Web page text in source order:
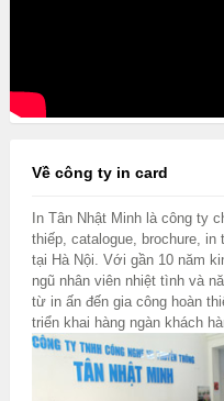
Về công ty in card
In Tân Nhật Minh là công ty
thiếp, catalogue, brochure,
tại Hà Nội. Với gần 10 năm
ngũ nhân viên nhiệt tình và
từ in ấn đến gia công hoàn
triển khai hàng ngàn khách